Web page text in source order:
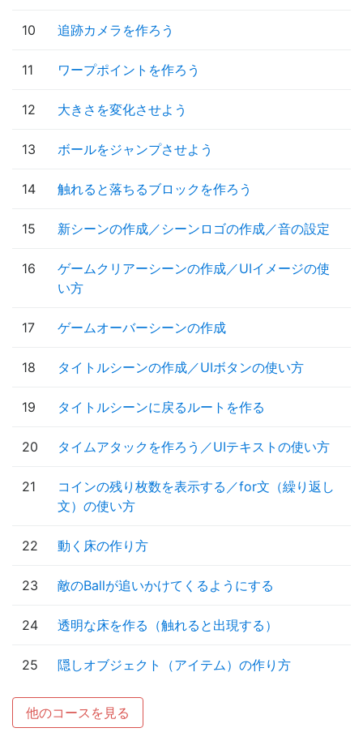
10 追跡カメラを作ろう
11 ワープポイントを作ろう
12 大きさを変化させよう
13 ボールをジャンプさせよう
14 触れると落ちるブロックを作ろう
15 新シーンの作成／シーンロゴの作成／音の設定
16
ゲームクリアーシーンの作成／UIイメージの使
い方
17 ゲームオーバーシーンの作成
18 タイトルシーンの作成／UIボタンの使い方
19 タイトルシーンに戻るルートを作る
20 タイムアタックを作ろう／UIテキストの使い方
21
コインの残り枚数を表示する／for文（繰り返し
文）の使い方
22 動く床の作り方
23 敵のBallが追いかけてくるようにする
24 透明な床を作る（触れると出現する）
25 隠しオブジェクト（アイテム）の作り方
他のコースを見る